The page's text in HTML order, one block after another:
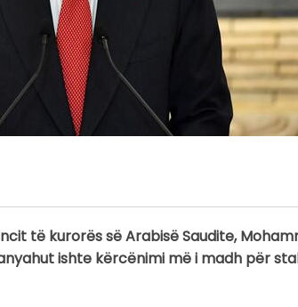
të kurorës së Arabisë Saudite,
ishte kërcënimi më i madh për